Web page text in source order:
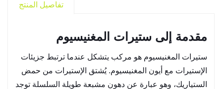
تفاصيل المنتج
مقدمة إلى ستيرات المغنيسيوم
ستيرات المغنيسيوم هو مركب يتشكل عندما ترتبط جزيئات
الإستيرات مع أيون المغنيسيوم. يُشتق الإستيرات من حمض
الستياريك، وهو عبارة عن دهون مشبعة طويلة السلسلة توجد